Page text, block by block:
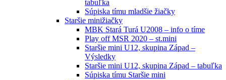
tabuľka
Súpiska tímu mladšie žiačky
Staršie minižiačky
MBK Stará Turá U2008 – info o tíme
Play off MSR 2020 – st.mini
Staršie mini U12, skupina Západ –
Výsledky
Staršie mini U12, skupina Západ – tabuľka
Súpiska tímu Staršie mini